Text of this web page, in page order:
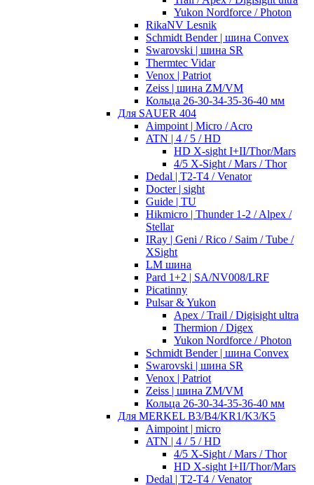
Yukon Nordforce / Photon
RikaNV Lesnik
Schmidt Bender | шина Convex
Swarovski | шина SR
Thermtec Vidar
Venox | Patriot
Zeiss | шина ZM/VM
Кольца 26-30-34-35-36-40 мм
Для SAUER 404
Aimpoint | Micro / Acro
ATN | 4 / 5 / HD
HD X-sight I+II/Thor/Mars
4/5 X-Sight / Mars / Thor
Dedal | T2-T4 / Venator
Docter | sight
Guide | TU
Hikmicro | Thunder 1-2 / Alpex /
Stellar
IRay | Geni / Rico / Saim / Tube /
XSight
LM шина
Pard 1+2 | SA/NV008/LRF
Picatinny
Pulsar & Yukon
Apex / Trail / Digisight ultra
Thermion / Digex
Yukon Nordforce / Photon
Schmidt Bender | шина Convex
Swarovski | шина SR
Venox | Patriot
Zeiss | шина ZM/VM
Кольца 26-30-34-35-36-40 мм
Для MERKEL B3/B4/KR1/K3/K5
Aimpoint | micro
ATN | 4 / 5 / HD
4/5 X-Sight / Mars / Thor
HD X-sight I+II/Thor/Mars
Dedal | T2-T4 / Venator